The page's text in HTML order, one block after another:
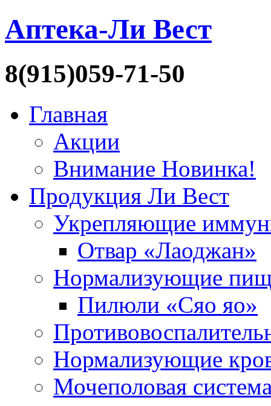
Аптека-Ли Вест
8(915)059-71-50
Главная
Акции
Внимание Новинка!
Продукция Ли Вест
Укрепляющие
Отвар «Лаоджан»
Нормализующие
Пилюли «Сяо яо»
Нормализующие
Мочеполовая